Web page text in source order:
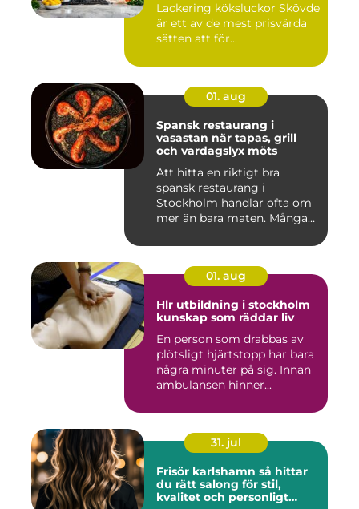
Lackering köksluckor Skövde
är ett av de mest prisvärda
sätten att för...
01. aug
Spansk restaurang i
vasastan när tapas, grill
och vardagslyx möts
Att hitta en riktigt bra
spansk restaurang i
Stockholm handlar ofta om
mer än bara maten. Många
01. aug
Hlr utbildning i stockholm
kunskap som räddar liv
En person som drabbas av
plötsligt hjärtstopp har bara
några minuter på sig. Innan
ambulansen hinner...
31. jul
Frisör karlshamn så hittar
du rätt salong för stil,
kvalitet och personligt